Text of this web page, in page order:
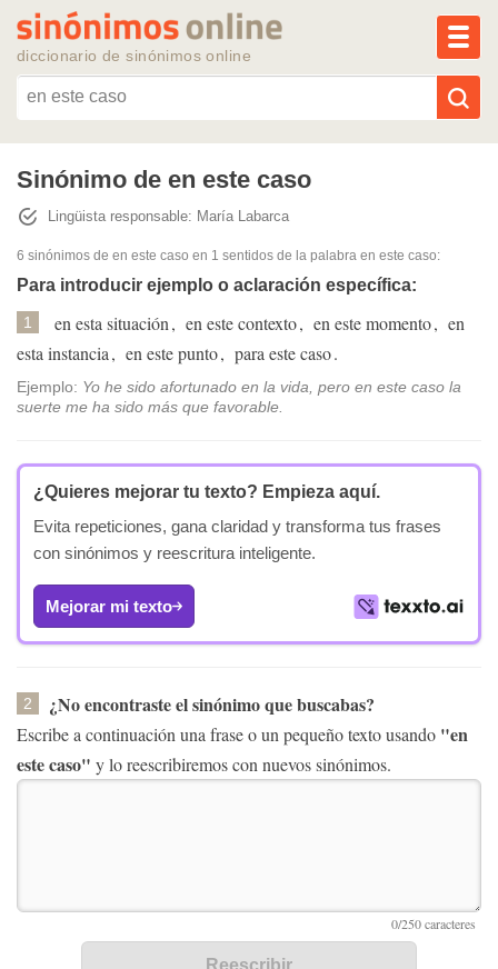
diccionario de sinónimos online
Reescribir texto con IA
Sinónimos populares
Temas populares
Sinónimo de en este caso
Lingüista responsable: María Labarca
6 sinónimos de en este caso en 1 sentidos de la palabra en este caso:
Para introducir ejemplo o aclaración específica:
1 en esta situación, en este contexto, en este momento, en
esta instancia, en este punto, para este caso.
Ejemplo: Yo he sido afortunado en la vida, pero en este caso la
suerte me ha sido más que favorable.
¿Quieres mejorar tu texto? Empieza aquí.
Evita repeticiones, gana claridad y transforma tus frases
con sinónimos y reescritura inteligente.
Mejorar mi texto
2 ¿No encontraste el sinónimo que buscabas?
Escribe a continuación una frase o un pequeño texto usando "en
este caso" y lo reescribiremos con nuevos sinónimos.